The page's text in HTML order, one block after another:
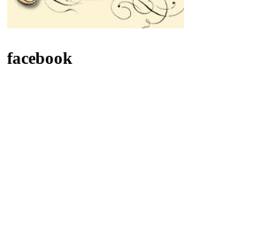
facebook